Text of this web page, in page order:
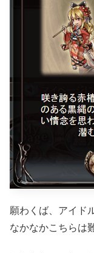
願わくば、アイド
なかなかこちらは